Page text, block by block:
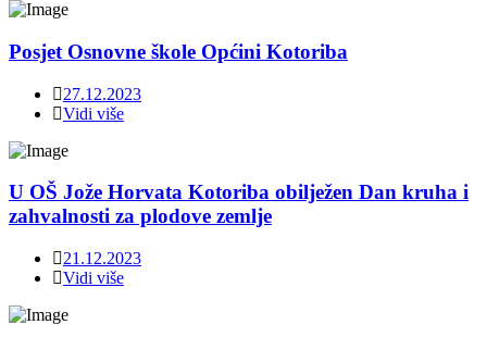
Posjet Osnovne škole Općini Kotoriba
27.12.2023
Vidi više
U OŠ Jože Horvata Kotoriba obilježen Dan kruha i
zahvalnosti za plodove zemlje
21.12.2023
Vidi više